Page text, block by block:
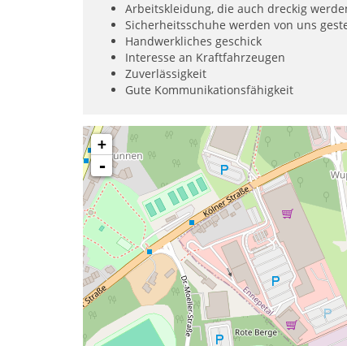
Arbeitskleidung, die auch dreckig
Sicherheitsschuhe werden von uns
Handwerkliches geschick
Interesse an Kraftfahrzeugen
Zuverlässigkeit
Gute Kommunikationsfähigkeit
+
-